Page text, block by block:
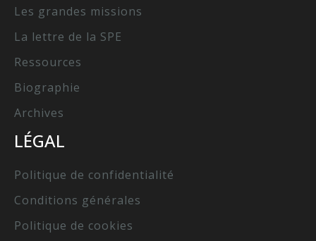
Les grandes missions
La lettre de la SPE
Ressources
Biographie
Archives
LÉGAL
Politique de confidentialité
Conditions générales
Politique de cookies